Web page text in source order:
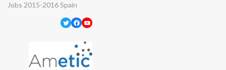
Jobs 2015-2016 Spain
Twitter
Facebook
YouTube